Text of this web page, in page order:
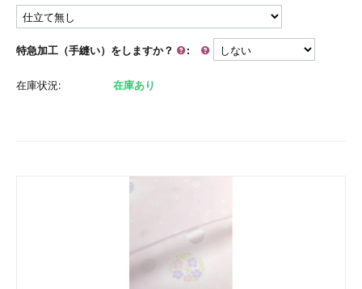
特急加工（手縫い）をしますか？ :
在庫状況: 在庫あり